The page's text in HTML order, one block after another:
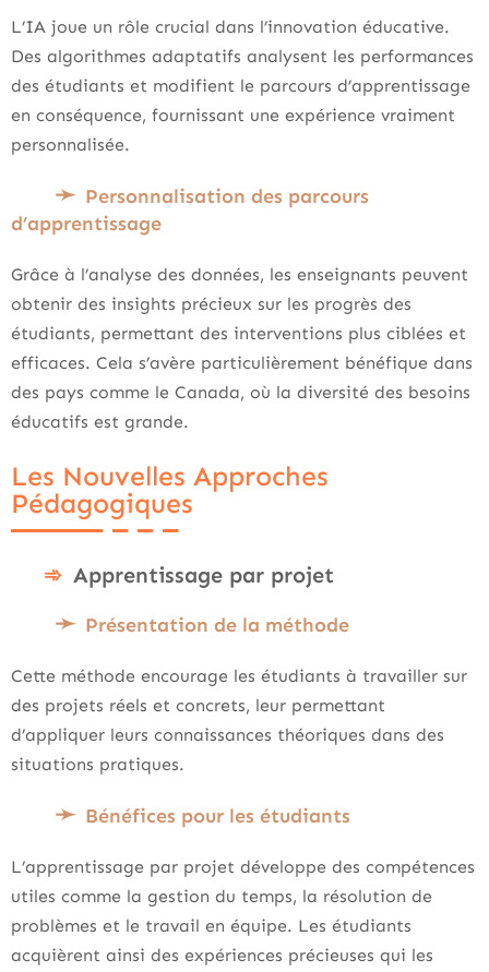
L’IA joue un rôle crucial dans l’innovation éducative.
Des algorithmes adaptatifs analysent les performances
des étudiants et modifient le parcours d’apprentissage
en conséquence, fournissant une expérience vraiment
personnalisée.
Personnalisation des parcours
d’apprentissage
Grâce à l’analyse des données, les enseignants peuvent
obtenir des insights précieux sur les progrès des
étudiants, permettant des interventions plus ciblées et
efficaces. Cela s’avère particulièrement bénéfique dans
des pays comme le Canada, où la diversité des besoins
éducatifs est grande.
Les Nouvelles Approches
Pédagogiques
Apprentissage par projet
Présentation de la méthode
Cette méthode encourage les étudiants à travailler sur
des projets réels et concrets, leur permettant
d’appliquer leurs connaissances théoriques dans des
situations pratiques.
Bénéfices pour les étudiants
L’apprentissage par projet développe des compétences
utiles comme la gestion du temps, la résolution de
problèmes et le travail en équipe. Les étudiants
acquièrent ainsi des expériences précieuses qui les